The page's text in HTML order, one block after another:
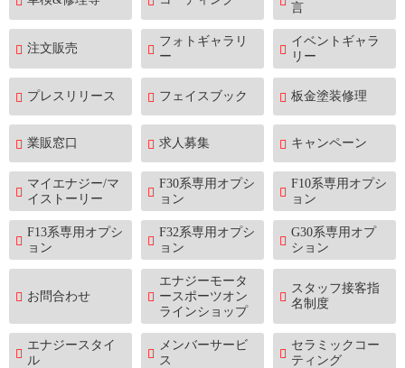
言
注文販売
フォトギャラリ
ー
イベントギャラ
リー
プレスリリース フェイスブック 板金塗装修理
業販窓口 求人募集 キャンペーン
マイエナジー/マ
イストーリー
F30系専用オプシ
ョン
F10系専用オプシ
ョン
F13系専用オプシ
ョン
F32系専用オプシ
ョン
G30系専用オプ
ション
お問合わせ
エナジーモータ
ースポーツオン
ラインショップ
スタッフ接客指
名制度
エナジースタイ
ル
メンバーサービ
ス
セラミックコー
ティング